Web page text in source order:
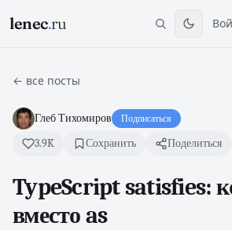
lenec.ru
← все посты
Глеб Тихомиров Подписаться
3.9K Сохранить Поделиться
TypeScript satisfies:
вместо as